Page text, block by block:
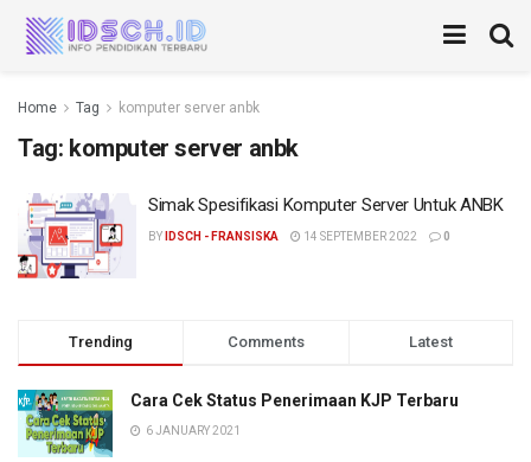
Home Tag komputer server anbk
Tag: komputer server anbk
Simak Spesifikasi Komputer Server Untuk ANBK
BY IDSCH - FRANSISKA 14 SEPTEMBER 2022 0
Trending Comments Latest
Cara Cek Status Penerimaan KJP Terbaru
6 JANUARY 2021